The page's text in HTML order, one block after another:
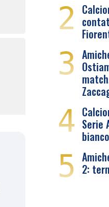
2
3
4 Serie
5 2: